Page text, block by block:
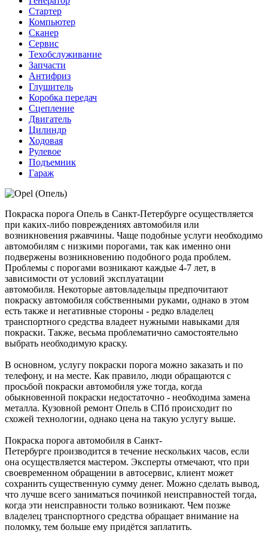
Стартер
Компьютер
Сканер
Сервис
Техобслуживание
Запчасти
Антифриз
Глушитель
Коробка передач
Сцепление
Двигатель
Цилиндр
Ходовая
Рулевое
Подъемник
Гараж
Покраска порога Опель в Санкт-Петербурге осуществляется
при каких-либо повреждениях автомобиля или
возникновения ржавчины. Чаще подобные услуги необходимо
автомобилям с низкими порогами, так как именно они
подвержены возникновению подобного рода проблем.
Проблемы с порогами возникают каждые 4-7 лет, в
зависимости от условий эксплуатации
автомобиля. Некоторые автовладельцы предпочитают
покраску автомобиля собственными руками, однако в этом
есть также и негативные стороны - редко владелец
транспортного средства владеет нужными навыками для
покраски. Также, весьма проблематично самостоятельно
выбрать необходимую краску.
В основном, услугу покраски порога можно заказать и по
телефону, и на месте. Как правило, люди обращаются с
просьбой покраски автомобиля уже тогда, когда
обыкновенной покраски недостаточно - необходима замена
металла. Кузовной ремонт Опель в СПб происходит по
схожей технологии, однако цена на такую услугу выше.
Покраска порога автомобиля в Санкт-
Петербурге производится в течение нескольких часов, если
она осуществляется мастером. Эксперты отмечают, что при
своевременном обращении в автосервис, клиент может
сохранить существенную сумму денег. Можно сделать вывод,
что лучше всего заниматься починкой неисправностей тогда,
когда эти неисправности только возникают. Чем позже
владелец транспортного средства обращает внимание на
поломку, тем больше ему придётся заплатить.